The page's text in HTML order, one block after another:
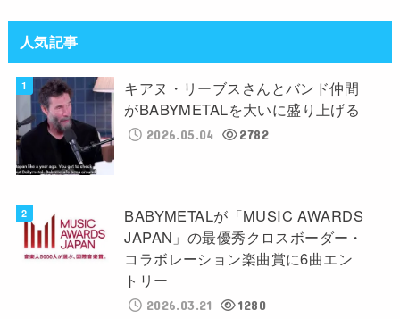
人気記事
キアヌ・リーブスさんとバンド仲間
がBABYMETALを大いに盛り上げる
2026.05.04 2782
BABYMETALが「MUSIC AWARDS
JAPAN」の最優秀クロスボーダー・
コラボレーション楽曲賞に6曲エン
トリー
2026.03.21 1280